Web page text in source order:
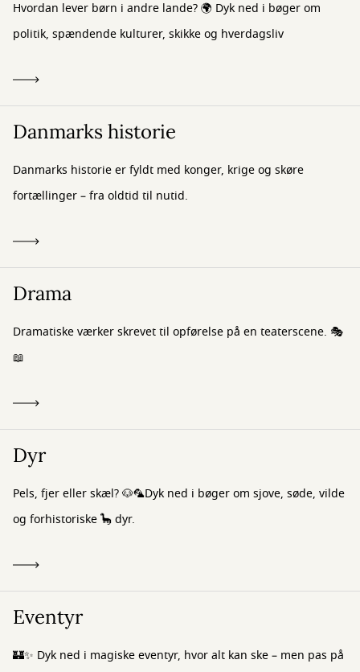
Hvordan lever børn i andre lande? 🌍 Dyk ned i bøger om
politik, spændende kulturer, skikke og hverdagsliv
Danmarks historie
Danmarks historie er fyldt med konger, krige og skøre
fortællinger – fra oldtid til nutid.
Drama
Dramatiske værker skrevet til opførelse på en teaterscene. 🎭
📖
Dyr
Pels, fjer eller skæl? 🐶🦜Dyk ned i bøger om sjove, søde, vilde
og forhistoriske 🦕 dyr.
Eventyr
🏰✨ Dyk ned i magiske eventyr, hvor alt kan ske – men pas på